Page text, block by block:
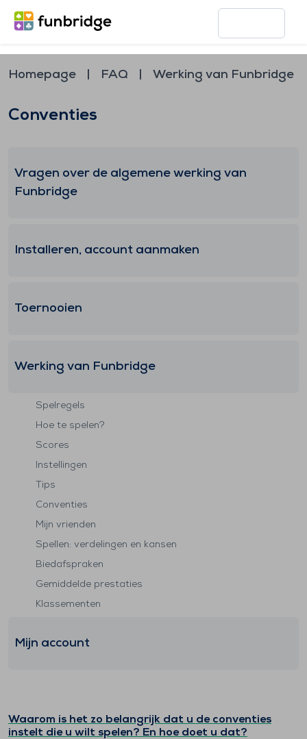
Homepage FAQ Werking van Funbridge
Conventies
Vragen over de algemene werking van
Funbridge
Installeren, account aanmaken
Toernooien
Werking van Funbridge
Spelregels
Hoe te spelen?
Scores
Instellingen
Tips
Conventies
Mijn vrienden
Spellen: verdelingen en kansen
Biedafspraken
Gemiddelde prestaties
Klassementen
Mijn account
Waarom is het zo belangrijk dat u de conventies
instelt die u wilt spelen? En hoe doet u dat?